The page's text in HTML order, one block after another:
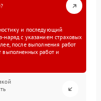
и последующий
наряд с указанием страховых
после выполнения работ
выполненных работ и